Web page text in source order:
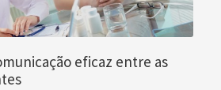
eficaz entre as